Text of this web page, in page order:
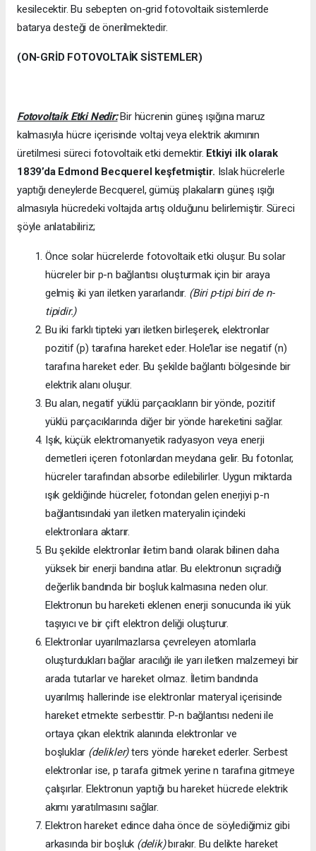
kesilecektir. Bu sebepten on-grid fotovoltaik sistemlerde
batarya desteği de önerilmektedir.
(ON-GRİD FOTOVOLTAİK SİSTEMLER)
Fotovoltaik Etki Nedir:Bir hücrenin güneş ışığına maruz
kalmasıyla hücre içerisinde voltaj veya elektrik akımının
üretilmesi süreci fotovoltaik etki demektir. Etkiyi ilk olarak
1839’da Edmond Becquerel keşfetmiştir. Islak hücrelerle
yaptığı deneylerde Becquerel, gümüş plakaların güneş ışığı
almasıyla hücredeki voltajda artış olduğunu belirlemiştir. Süreci
şöyle anlatabiliriz;
Önce solar hücrelerde fotovoltaik etki oluşur. Bu solar
hücreler bir p-n bağlantısı oluşturmak için bir araya
gelmiş iki yarı iletken yararlandır. (Biri p-tipi biri de n-
tipidir.)
Bu iki farklı tipteki yarı iletken birleşerek, elektronlar
pozitif (p) tarafına hareket eder. Hole’lar ise negatif (n)
tarafına hareket eder. Bu şekilde bağlantı bölgesinde bir
elektrik alanı oluşur.
Bu alan, negatif yüklü parçacıkların bir yönde, pozitif
yüklü parçacıklarında diğer bir yönde hareketini sağlar.
Işık, küçük elektromanyetik radyasyon veya enerji
demetleri içeren fotonlardan meydana gelir. Bu fotonlar,
hücreler tarafından absorbe edilebilirler. Uygun miktarda
ışık geldiğinde hücreler, fotondan gelen enerjiyi p-n
bağlantısındaki yarı iletken materyalin içindeki
elektronlara aktarır.
Bu şekilde elektronlar iletim bandı olarak bilinen daha
yüksek bir enerji bandına atlar. Bu elektronun sıçradığı
değerlik bandında bir boşluk kalmasına neden olur.
Elektronun bu hareketi eklenen enerji sonucunda iki yük
taşıyıcı ve bir çift elektron deliği oluşturur.
Elektronlar uyarılmazlarsa çevreleyen atomlarla
oluşturdukları bağlar aracılığı ile yarı iletken malzemeyi bir
arada tutarlar ve hareket olmaz. İletim bandında
uyarılmış hallerinde ise elektronlar materyal içerisinde
hareket etmekte serbesttir. P-n bağlantısı nedeni ile
ortaya çıkan elektrik alanında elektronlar ve
boşluklar (delikler)ters yönde hareket ederler. Serbest
elektronlar ise, p tarafa gitmek yerine n tarafına gitmeye
çalışırlar. Elektronun yaptığı bu hareket hücrede elektrik
akımı yaratılmasını sağlar.
Elektron hareket edince daha önce de söylediğimiz gibi
arkasında bir boşluk (delik)bırakır. Bu delikte hareket